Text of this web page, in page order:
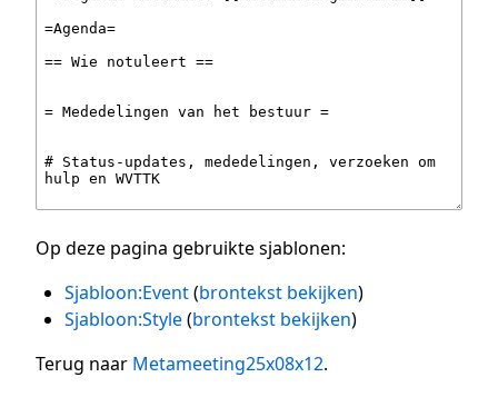
Op deze pagina gebruikte sjablonen:
Sjabloon:Event(brontekst bekijken)
Sjabloon:Style(brontekst bekijken)
Terug naar Metameeting25x08x12.